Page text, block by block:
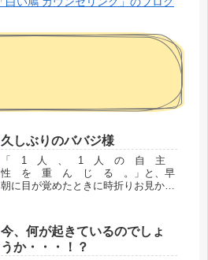
久しぶりのババジ様
「 1 人 、 1 人 の 自 主
性 を 重 ん じ る 。」と、早
朝に目が覚めたときに時折りお見かけ
て・・・そのようにテレパシーで語り
かけたことを確認するように私を見
（視...
今、何が起きているのでしょ
うか・・・！？